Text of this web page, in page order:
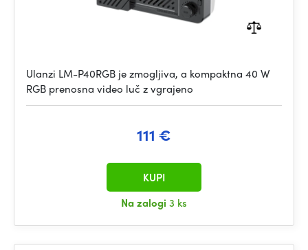
Ulanzi LM-P40RGB je zmogljiva, a kompaktna 40 W
RGB prenosna video luč z vgrajeno
111 €
Na zalogi 3 ks
KUPI